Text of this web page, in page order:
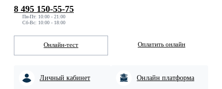
8 495 150-55-75
Пн-Пт: 10:00 - 21:00
Сб-Вс: 10:00 - 18:00
Онлайн-тест Оплатить онлайн
Личный кабинет Онлайн платформа